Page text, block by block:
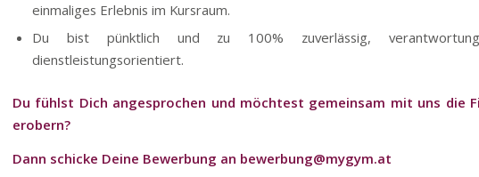
einmaliges Erlebnis im Kursraum.
Du bist pünktlich und zu 100% zuverlässig,
dienstleistungsorientiert.
Du fühlst Dich angesprochen und möchtest gemeinsam mit uns die
erobern?
Dann schicke Deine Bewerbung an bewerbung@mygym.at